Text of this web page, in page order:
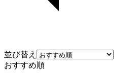
並び替え
おすすめ順